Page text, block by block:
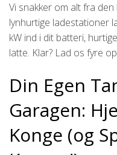
Vi snakker om alt fra
lynhurtige ladestationer
kW ind i dit batteri,
latte. Klar? Lad os fyre
Din Egen
Garagen:
Konge (og